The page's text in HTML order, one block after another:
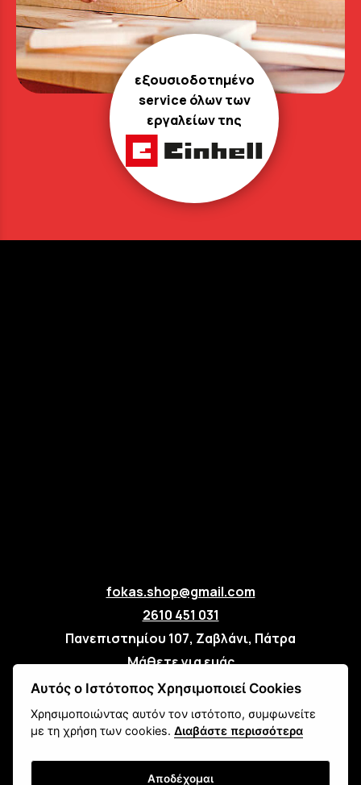
εξουσιοδοτημένο
service όλων των
εργαλείων της
fokas.shop@gmail.com
2610 451 031
Πανεπιστημίου 107, Ζαβλάνι, Πάτρα
Μάθετε για εμάς
Επικοινωνία
Newsletter
Αυτός ο Ιστότοπος Χρησιμοποιεί Cookies
Χρησιμοποιώντας αυτόν τον ιστότοπο, συμφωνείτε
με τη χρήση των cookies.Διαβάστε περισσότερα
Αποδέχομαι